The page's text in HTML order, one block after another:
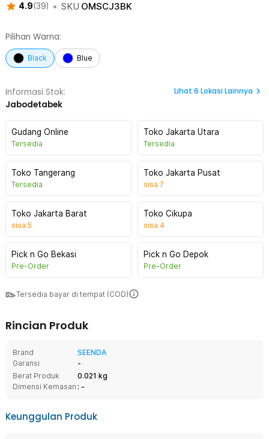
4.9(39) • SKU OMSCJ3BK
Pilihan Warna:
Black Blue
Informasi Stok:
Jabodetabek
Lihat 6 Lokasi Lainnya
Gudang Online
Tersedia
Toko Jakarta Utara
Tersedia
Toko Tangerang
Tersedia
Toko Jakarta Pusat
sisa 7
Toko Jakarta Barat
sisa 5
Toko Cikupa
sisa 4
Pick n Go Bekasi
Pre-Order
Pick n Go Depok
Pre-Order
Tersedia bayar di tempat (COD)
Rincian Produk
Brand
SEENDA
Garansi
-
Berat Produk
0.021 kg
Dimensi Kemasan : -
Keunggulan Produk